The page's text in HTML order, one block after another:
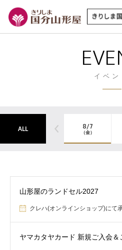
イベン
ALL 8/7
（金）
山形屋のランドセル2027
クレハ(オンラインショップ)にて
ヤマカタヤカード 新規ご入会